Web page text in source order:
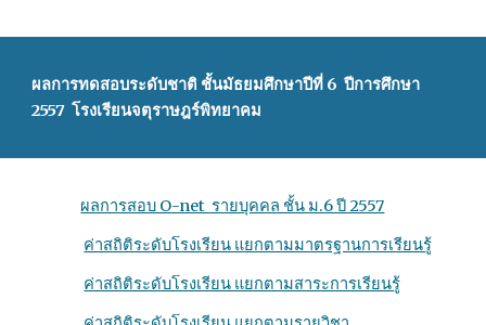
ผลการทดสอบระดับชาติ ชั้นมัธยมศึกษาปีที่ 6 ปีการศึกษา
2557 โรงเรียนจตุราษฎร์พิทยาคม
ผลการสอบ O-net รายบุคคล ชั้น ม.6 ปี 2557
ค่าสถิติระดับโรงเรียน แยกตามมาตรฐานการเรียนรู้
ค่าสถิติระดับโรงเรียน แยกตามสาระการเรียนรู้